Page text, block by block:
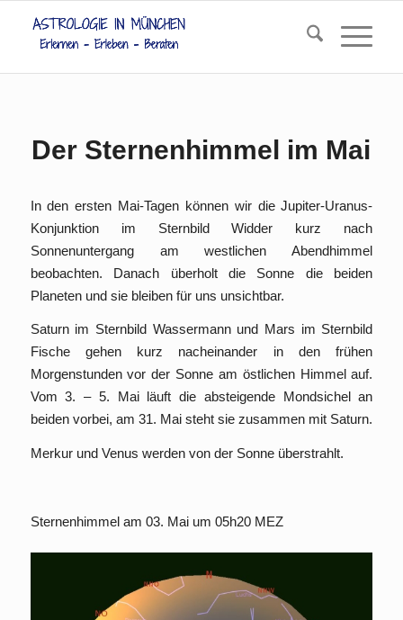
Der Sternenhimmel im Mai
In den ersten Mai-Tagen können wir die Jupiter-Uranus-
Konjunktion im Sternbild Widder kurz nach
Sonnenuntergang am westlichen Abendhimmel
beobachten. Danach überholt die Sonne die beiden
Planeten und sie bleiben für uns unsichtbar.
Saturn im Sternbild Wassermann und Mars im Sternbild
Fische gehen kurz nacheinander in den frühen
Morgenstunden vor der Sonne am östlichen Himmel auf.
Vom 3. – 5. Mai läuft die absteigende Mondsichel an
beiden vorbei, am 31. Mai steht sie zusammen mit Saturn.
Merkur und Venus werden von der Sonne überstrahlt.
Sternenhimmel am 03. Mai um 05h20 MEZ